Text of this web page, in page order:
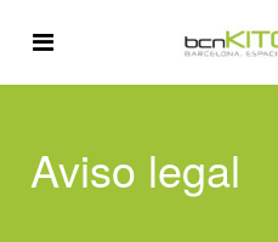
Aviso legal